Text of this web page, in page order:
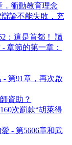
，衝動教育理念
論不能失敗，充
：這是首都！ 讀
章節的第一章：
第91章，再次啟
資助？
次罰款“胡萊得
- 第5606章和武